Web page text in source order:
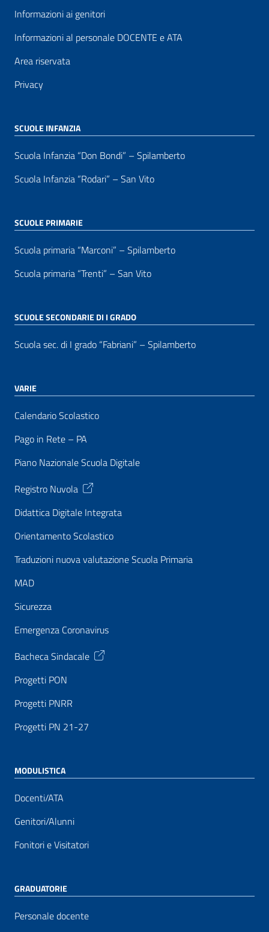
Informazioni ai genitori
Informazioni al personale DOCENTE e ATA
Area riservata
Privacy
SCUOLE INFANZIA
Scuola Infanzia “Don Bondi” – Spilamberto
Scuola Infanzia “Rodari” – San Vito
SCUOLE PRIMARIE
Scuola primaria “Marconi” – Spilamberto
Scuola primaria “Trenti” – San Vito
SCUOLE SECONDARIE DI I GRADO
Scuola sec. di I grado “Fabriani” – Spilamberto
VARIE
Calendario Scolastico
Pago in Rete – PA
Piano Nazionale Scuola Digitale
Registro Nuvola
Didattica Digitale Integrata
Orientamento Scolastico
Traduzioni nuova valutazione Scuola Primaria
MAD
Sicurezza
Emergenza Coronavirus
Bacheca Sindacale
Progetti PON
Progetti PNRR
Progetti PN 21-27
MODULISTICA
Docenti/ATA
Genitori/Alunni
Fonitori e Visitatori
GRADUATORIE
Personale docente